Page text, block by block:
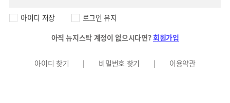
아이디 저장
로그인 유지
아직 뉴지스탁 계정이 없으시다면?회원가입
아이디 찾기 | 비밀번호 찾기 | 이용약관